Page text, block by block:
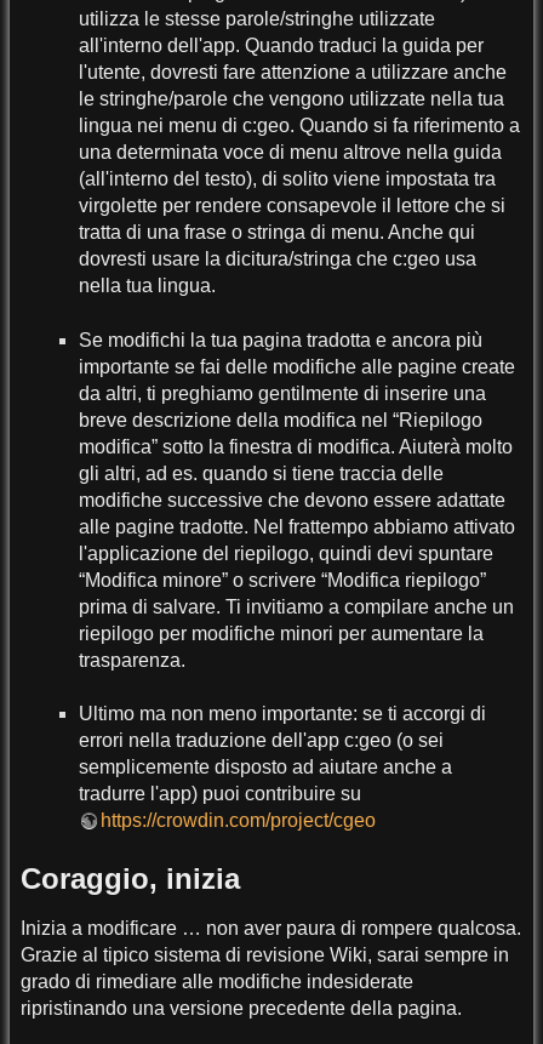
utilizza le stesse parole/stringhe utilizzate
all'interno dell'app. Quando traduci la guida per
l'utente, dovresti fare attenzione a utilizzare anche
le stringhe/parole che vengono utilizzate nella tua
lingua nei menu di c:geo. Quando si fa riferimento a
una determinata voce di menu altrove nella guida
(all'interno del testo), di solito viene impostata tra
virgolette per rendere consapevole il lettore che si
tratta di una frase o stringa di menu. Anche qui
dovresti usare la dicitura/stringa che c:geo usa
nella tua lingua.
Se modifichi la tua pagina tradotta e ancora più
importante se fai delle modifiche alle pagine create
da altri, ti preghiamo gentilmente di inserire una
breve descrizione della modifica nel “Riepilogo
modifica” sotto la finestra di modifica. Aiuterà molto
gli altri, ad es. quando si tiene traccia delle
modifiche successive che devono essere adattate
alle pagine tradotte. Nel frattempo abbiamo attivato
l'applicazione del riepilogo, quindi devi spuntare
“Modifica minore” o scrivere “Modifica riepilogo”
prima di salvare. Ti invitiamo a compilare anche un
riepilogo per modifiche minori per aumentare la
trasparenza.
Ultimo ma non meno importante: se ti accorgi di
errori nella traduzione dell'app c:geo (o sei
semplicemente disposto ad aiutare anche a
tradurre l'app) puoi contribuire su
https://crowdin.com/project/cgeo
Coraggio, inizia
Inizia a modificare … non aver paura di rompere qualcosa.
Grazie al tipico sistema di revisione Wiki, sarai sempre in
grado di rimediare alle modifiche indesiderate
ripristinando una versione precedente della pagina.